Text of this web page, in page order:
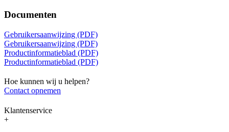
Documenten
Gebruikersaanwijzing (PDF)
Gebruikersaanwijzing (PDF)
Productinformatieblad (PDF)
Productinformatieblad (PDF)
Hoe kunnen wij u helpen?
Contact opnemen
Klantenservice
+